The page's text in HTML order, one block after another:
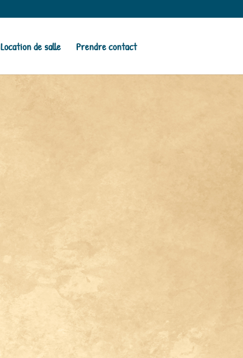
Location de salle Prendre contact